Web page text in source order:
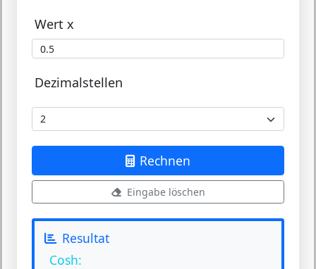
Wert x
Dezimalstellen
Rechnen
Eingabe löschen
Resultat
Cosh: